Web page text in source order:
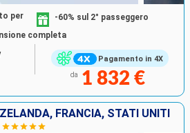
Pagamento in 4X
per
-60% sul 2° passeggero
completa
da 1 832 €
FRANCIA, STATI UNITI